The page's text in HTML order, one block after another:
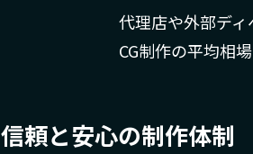
代理店や外部ディ
CG制作の平均相
信頼と安心の制作体制